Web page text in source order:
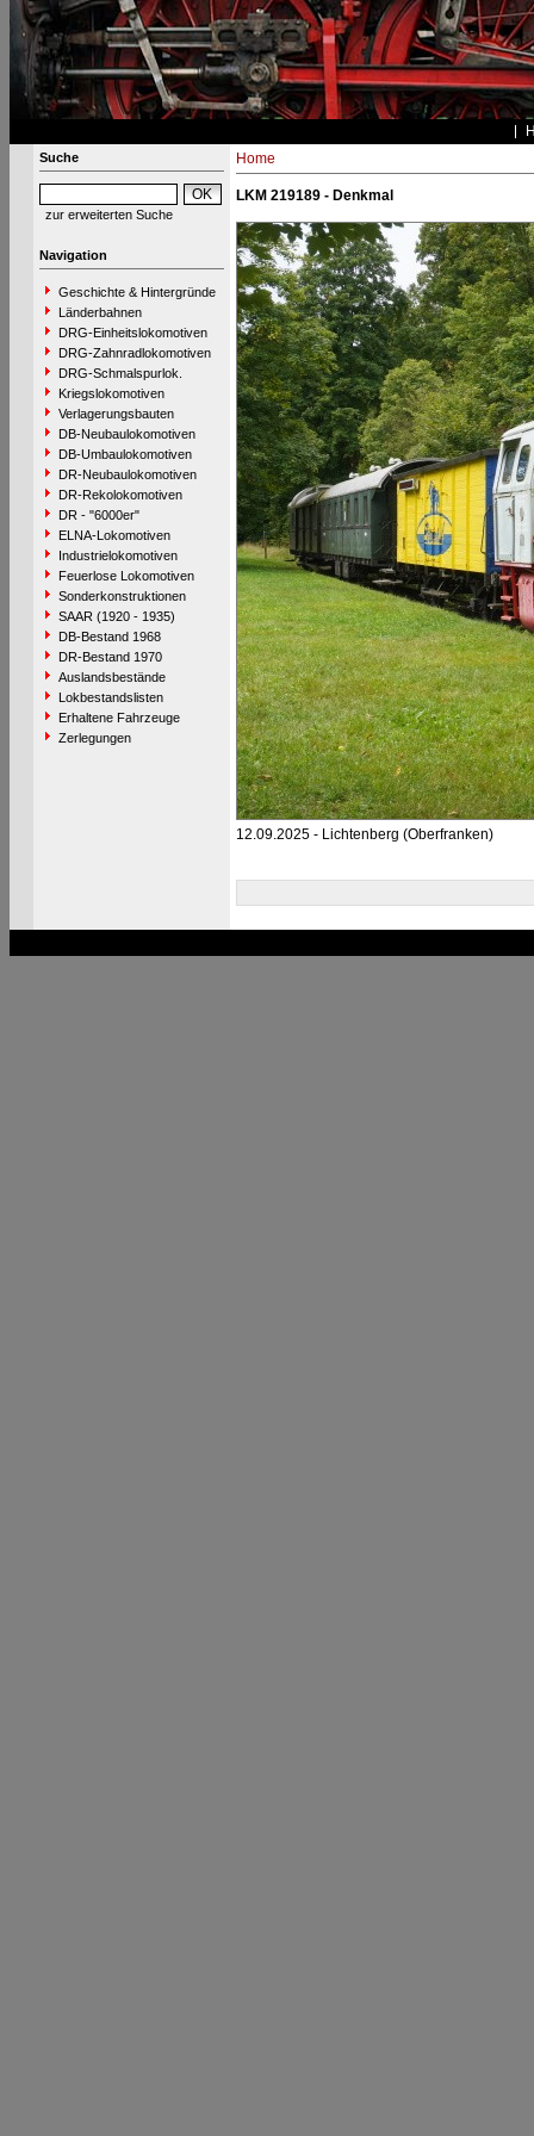
Suche
zur erweiterten Suche
Navigation
Geschichte & Hintergründe
Länderbahnen
DRG-Einheitslokomotiven
DRG-Zahnradlokomotiven
DRG-Schmalspurlok.
Kriegslokomotiven
Verlagerungsbauten
DB-Neubaulokomotiven
DB-Umbaulokomotiven
DR-Neubaulokomotiven
DR-Rekolokomotiven
DR - "6000er"
ELNA-Lokomotiven
Industrielokomotiven
Feuerlose Lokomotiven
Sonderkonstruktionen
SAAR (1920 - 1935)
DB-Bestand 1968
DR-Bestand 1970
Auslandsbestände
Lokbestandslisten
Erhaltene Fahrzeuge
Zerlegungen
Home
LKM 219189 - Denkmal
12.09.2025 - Lichtenberg (Oberfranken)